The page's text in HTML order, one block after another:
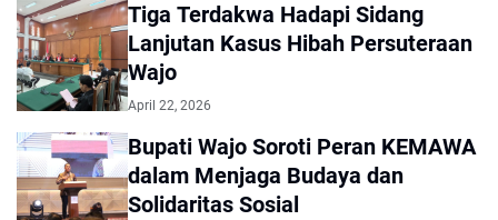
Tiga Terdakwa Hadapi Sidang
Lanjutan Kasus Hibah Persuteraan
Wajo
April 22, 2026
Bupati Wajo Soroti Peran KEMAWA
dalam Menjaga Budaya dan
Solidaritas Sosial